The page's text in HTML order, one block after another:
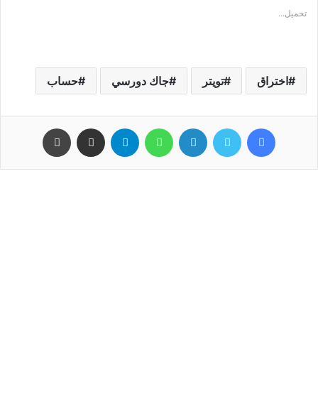
تحميل...
اختراق تويتر ﺟﺎﻙ ﺩﻭﺭسي حساب
فيسبوك تويتر لينكدإن واتساب تيلقرام مشاركة عبر البريد